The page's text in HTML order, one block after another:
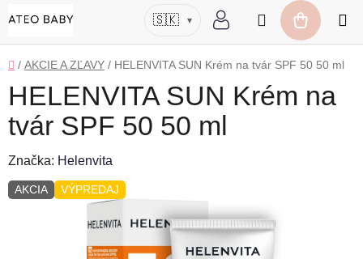
na
obsah
🇸🇰 ▾
Hľadať
KOŠÍK
Domov
/ AKCIE A ZĽAVY / HELENVITA SUN Krém na tvár SPF 50 50 ml
HELENVITA SUN Krém na
tvár SPF 50 50 ml
Značka: Helenvita
AKCIA VÝPREDAJ